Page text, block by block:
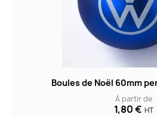
Boules de Noël 60mm
À partir de
1,80 € HT